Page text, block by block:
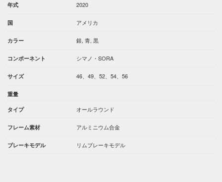
年式 2020
国 アメリカ
カラー 銀, 青, 黒
コンポーネント シマノ・SORA
サイズ 46、49、52、54、56
重量
タイプ オールラウンド
フレーム素材 アルミニウム合金
ブレーキモデル リムブレーキモデル